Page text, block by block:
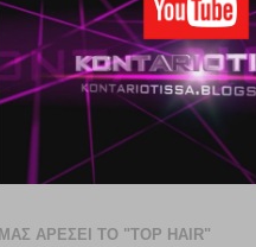
ΜΑΣ ΑΡΕΣΕΙ ΤΟ "TOP HAIR"